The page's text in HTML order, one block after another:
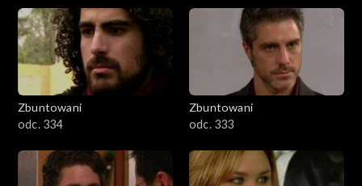
Zbuntowani
odc. 334
Zbuntowani
odc. 333